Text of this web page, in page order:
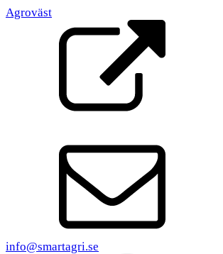
Agroväst
info@smartagri.se